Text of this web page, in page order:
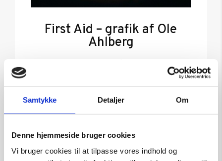
Samtykke Detaljer Om
Denne hjemmeside bruger cookies
Vi bruger cookies til at tilpasse vores indhold og
First Aid – grafik af Ole
Ahlberg
Grafik af Ole Ahlberg